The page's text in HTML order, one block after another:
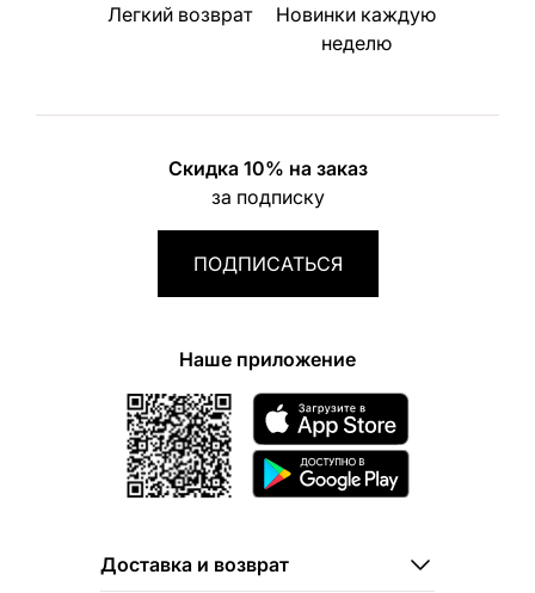
Легкий возврат
Новинки каждую
неделю
Скидка 10% на заказ
за подписку
ПОДПИСАТЬСЯ
Наше приложение
Доставка и возврат